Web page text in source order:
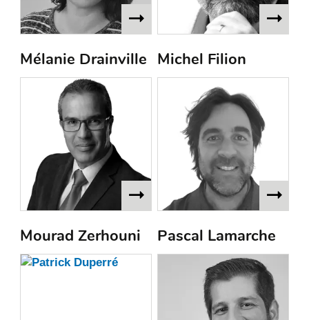
Mélanie Drainville Michel Filion
Mourad Zerhouni Pascal Lamarche